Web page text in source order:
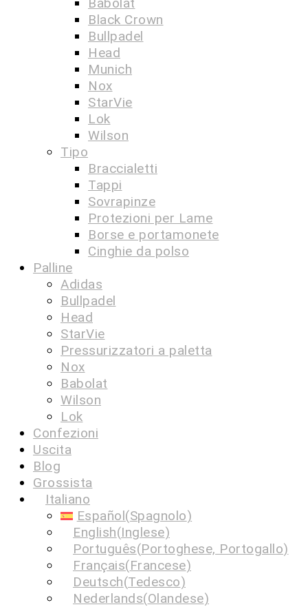
Black Crown
Bullpadel
Head
Munich
Nox
StarVie
Lok
Wilson
Tipo
Braccialetti
Tappi
Sovrapinze
Protezioni per Lame
Borse e portamonete
Cinghie da polso
Palline
Adidas
Bullpadel
Head
StarVie
Pressurizzatori a paletta
Nox
Babolat
Wilson
Lok
Confezioni
Uscita
Blog
Grossista
Italiano
Español(Spagnolo)
English(Inglese)
Português(Portoghese, Portogallo)
Français(Francese)
Deutsch(Tedesco)
Nederlands(Olandese)